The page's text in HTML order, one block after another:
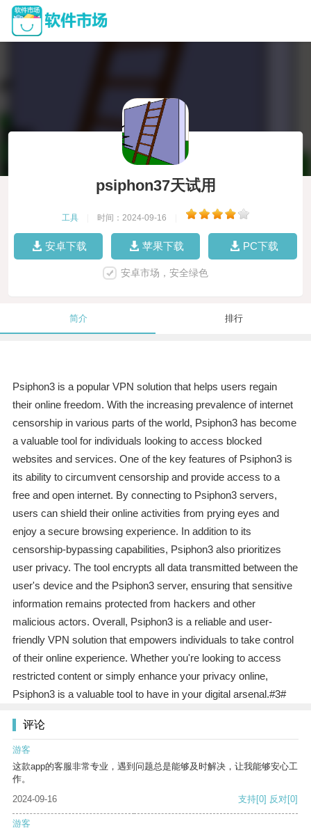
psiphon37天试用
工具 时间：2024-09-16
安卓下载 苹果下载 PC下载
安卓市场，安全绿色
简介 排行
Psiphon3 is a popular VPN solution that helps users regain
their online freedom. With the increasing prevalence of internet
censorship in various parts of the world, Psiphon3 has become
a valuable tool for individuals looking to access blocked
websites and services. One of the key features of Psiphon3 is
its ability to circumvent censorship and provide access to a
free and open internet. By connecting to Psiphon3 servers,
users can shield their online activities from prying eyes and
enjoy a secure browsing experience. In addition to its
censorship-bypassing capabilities, Psiphon3 also prioritizes
user privacy. The tool encrypts all data transmitted between the
user's device and the Psiphon3 server, ensuring that sensitive
information remains protected from hackers and other
malicious actors. Overall, Psiphon3 is a reliable and user-
friendly VPN solution that empowers individuals to take control
of their online experience. Whether you're looking to access
restricted content or simply enhance your privacy online,
Psiphon3 is a valuable tool to have in your digital arsenal.#3#
评论
游客
这款app的客服非常专业，遇到问题总是能够及时解决，让我能够安心工
作。
2024-09-16
支持[0] 反对[0]
游客